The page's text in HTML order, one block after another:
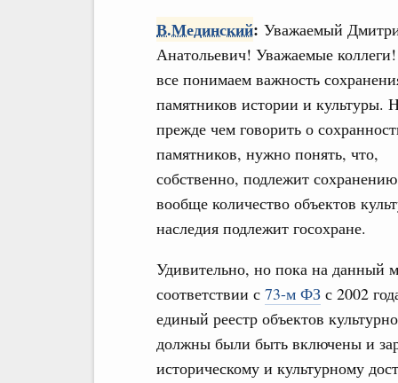
В.Мединский: Уважаемый
Анатольевич! Уважаемые
все понимаем важность
памятников истории и культуры.
прежде чем говорить о
памятников, нужно понять, что,
собственно, подлежит
вообще количество объектов
наследия подлежит госохране.
Удивительно, но пока на данный
соответствии с 73-м ФЗ с 2002
единый реестр объектов
должны были быть включены и
историческому и культурному